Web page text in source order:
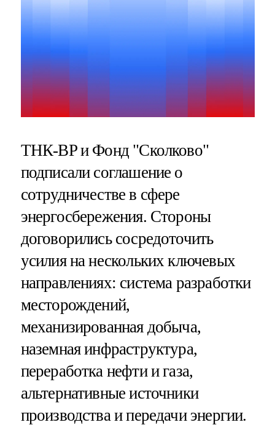
ТНК-BP и Фонд "Сколково"
подписали соглашение о
сотрудничестве в сфере
энергосбережения. Стороны
договорились сосредоточить
усилия на нескольких ключевых
направлениях: система разработки
месторождений,
механизированная добыча,
наземная инфраструктура,
переработка нефти и газа,
альтернативные источники
производства и передачи энергии.